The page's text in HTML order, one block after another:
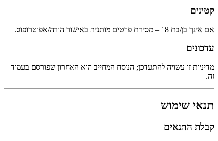
קטינים
אם אינך בן/בת 18 – מסירת פרטים מותנית באישור הורה/אפוטרופוס.
עדכונים
מדיניות זו עשויה להתעדכן; הנוסח המחייב הוא האחרון שפורסם בעמוד
זה.
תנאי שימוש
קבלת התנאים